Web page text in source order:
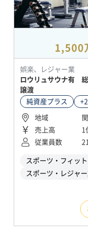
1,500
娯楽、レジャー業
ロウリュサウナ有
譲渡
純資産プラス
+2
地域
売上高
1
従業員数
スポーツ・フィッ
スポーツ・レジャ